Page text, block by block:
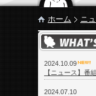
ホーム ニ
2024.10.09
【ニュース】番
2024.07.10